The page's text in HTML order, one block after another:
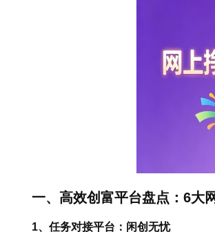
一、高效创富平台盘点：6大
1、任务对接平台：闲创无忧